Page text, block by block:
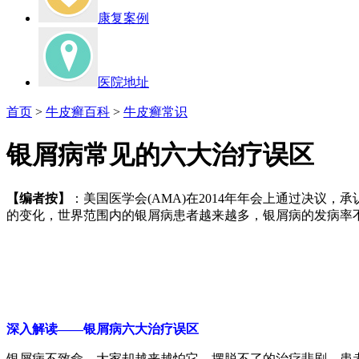
康复案例
医院地址
首页 > 牛皮癣百科 > 牛皮癣常识
银屑病常见的六大治疗误区
【编者按】
：美国医学会(AMA)在2014年年会上通过决议，
的变化，世界范围内的银屑病患者越来越多，银屑病的发病
深入解读——银屑病六大治疗误区